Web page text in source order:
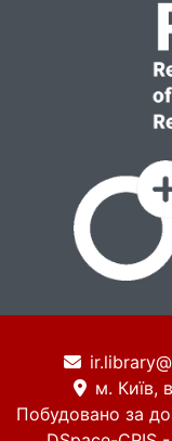
м. Київ,
Побудовано за